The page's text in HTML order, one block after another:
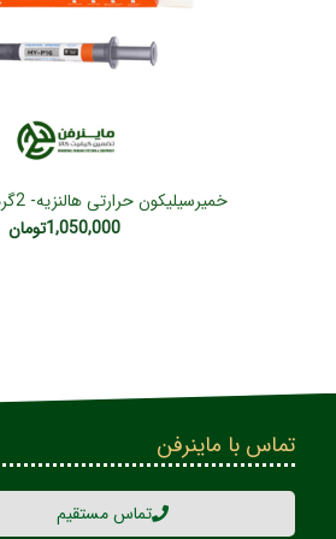
افزودن به سبد خرید
خمیرسیلیکون حرارتی هالنزیه- 2گرمی (HY-P16)
1,050,000تومان
تماس با ماینرفن
تماس مستقیم